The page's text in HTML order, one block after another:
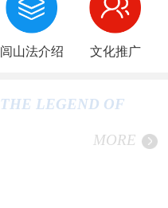
闾山法介绍 文化推广
THE LEGEND OF
MORE